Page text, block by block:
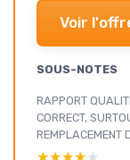
Voir
SOUS-NOTES
RAPPORT
CORRECT,
REMPLACEMENT